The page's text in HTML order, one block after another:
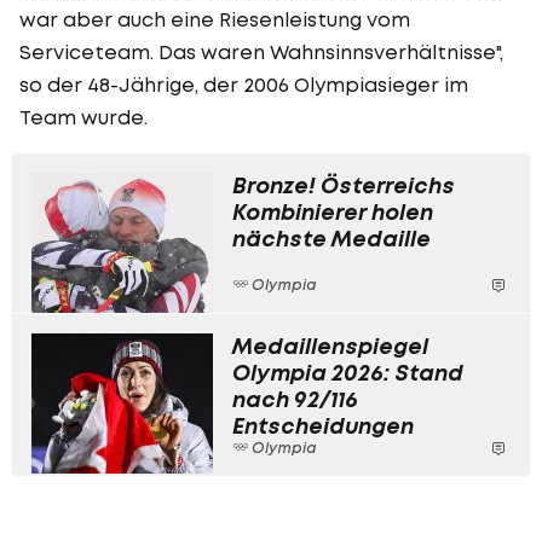
war aber auch eine Riesenleistung vom
Serviceteam. Das waren Wahnsinnsverhältnisse",
so der 48-Jährige, der 2006 Olympiasieger im
Team wurde.
Bronze! Österreichs
Kombinierer holen
nächste Medaille
Olympia
Medaillenspiegel
Olympia 2026: Stand
nach 92/116
Entscheidungen
Olympia